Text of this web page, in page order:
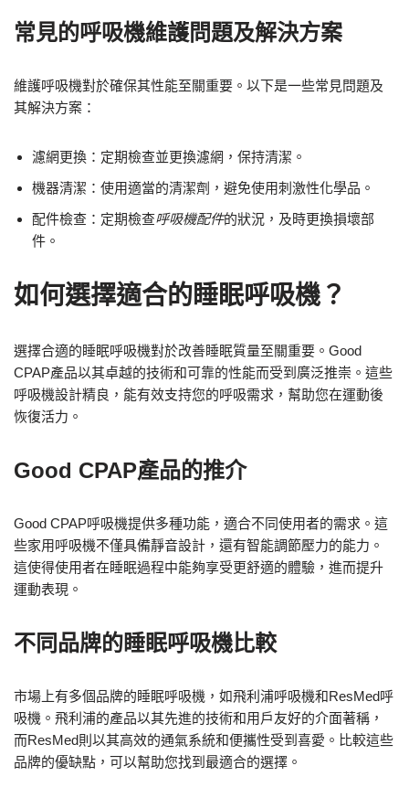
常見的呼吸機維護問題及解決方案
維護呼吸機對於確保其性能至關重要。以下是一些常見問題及
其解決方案：
濾網更換：定期檢查並更換濾網，保持清潔。
機器清潔：使用適當的清潔劑，避免使用刺激性化學品。
配件檢查：定期檢查呼吸機配件的狀況，及時更換損壞部
件。
如何選擇適合的睡眠呼吸機？
選擇合適的睡眠呼吸機對於改善睡眠質量至關重要。Good
CPAP產品以其卓越的技術和可靠的性能而受到廣泛推崇。這些
呼吸機設計精良，能有效支持您的呼吸需求，幫助您在運動後
恢復活力。
Good CPAP產品的推介
Good CPAP呼吸機提供多種功能，適合不同使用者的需求。這
些家用呼吸機不僅具備靜音設計，還有智能調節壓力的能力。
這使得使用者在睡眠過程中能夠享受更舒適的體驗，進而提升
運動表現。
不同品牌的睡眠呼吸機比較
市場上有多個品牌的睡眠呼吸機，如飛利浦呼吸機和ResMed呼
吸機。飛利浦的產品以其先進的技術和用戶友好的介面著稱，
而ResMed則以其高效的通氣系統和便攜性受到喜愛。比較這些
品牌的優缺點，可以幫助您找到最適合的選擇。